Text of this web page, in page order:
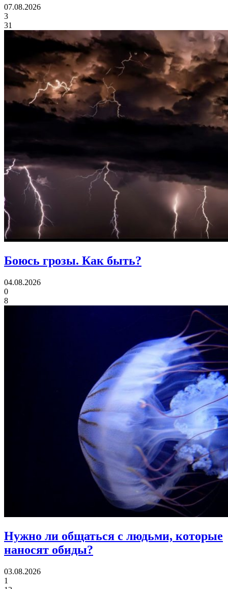
07.08.2026
3
31
Боюсь грозы. Как быть?
04.08.2026
0
8
Нужно ли общаться с людьми, которые
наносят обиды?
03.08.2026
1